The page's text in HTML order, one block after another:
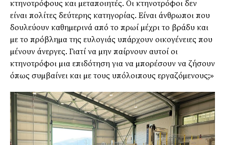
κτηνοτρόφους και µεταποιητές. Οι κτηνοτρόφοι δεν
είναι πολίτες δεύτερης κατηγορίας. Είναι άνθρωποι που
δουλεύουν καθηµερινά από το πρωί µέχρι το βράδυ και
µε το πρόβληµα της ευλογιάς υπάρχουν οικογένειες που
µένουν άνεργες. Γιατί να µην παίρνουν αυτοί οι
κτηνοτρόφοι µια επιδότηση για να µπορέσουν να ζήσουν
όπως συµβαίνει και µε τους υπόλοιπους εργαζόµενους;»